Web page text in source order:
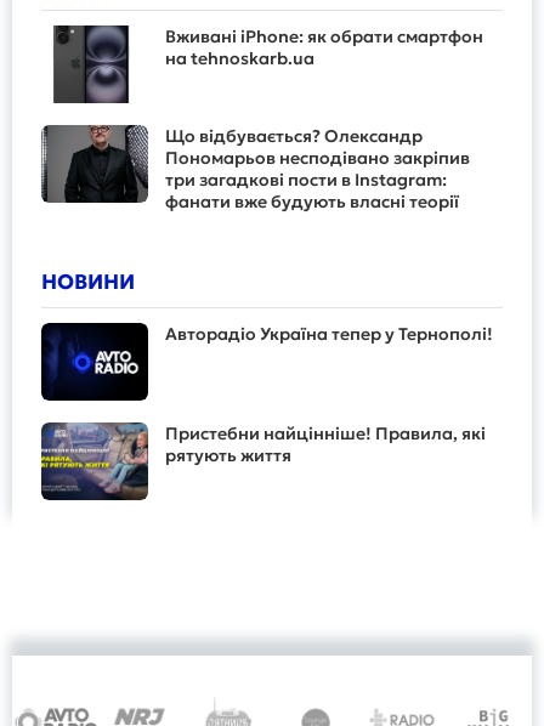
Вживані iPhone: як обрати смартфон
на tehnoskarb.ua
Що відбувається? Олександр
Пономарьов несподівано закріпив
три загадкові пости в Instagram:
фанати вже будують власні теорії
НОВИНИ
Авторадіо Україна тепер у Тернополі!
Пристебни найцінніше! Правила, які
рятують життя